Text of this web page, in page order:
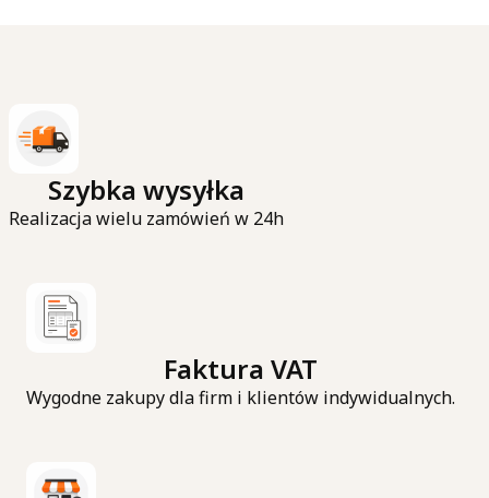
Szybka wysyłka
Realizacja wielu zamówień w 24h
Faktura VAT
Wygodne zakupy dla firm i klientów indywidualnych.